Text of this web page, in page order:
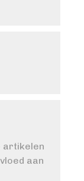
artikelen
aan